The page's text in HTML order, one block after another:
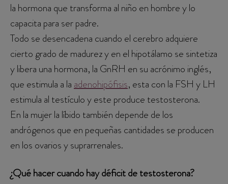
la hormona que transforma al niño en hombre y lo
capacita para ser padre.
Todo se desencadena cuando el cerebro adquiere
cierto grado de madurez y en el hipotálamo se sintetiza
y libera una hormona, la GnRH en su acrónimo inglés,
que estimula a laadenohipófisis, esta con la FSH y LH
estimula al testículo y este produce testosterona.
En la mujer la líbido también depende de los
andrógenos que en pequeñas cantidades se producen
en los ovarios y suprarrenales.
¿Qué hacer cuando hay déficit de testosterona?